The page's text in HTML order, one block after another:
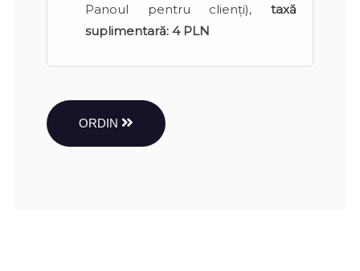
Panoul pentru clienți), taxă
suplimentară: 4 PLN
ORDIN